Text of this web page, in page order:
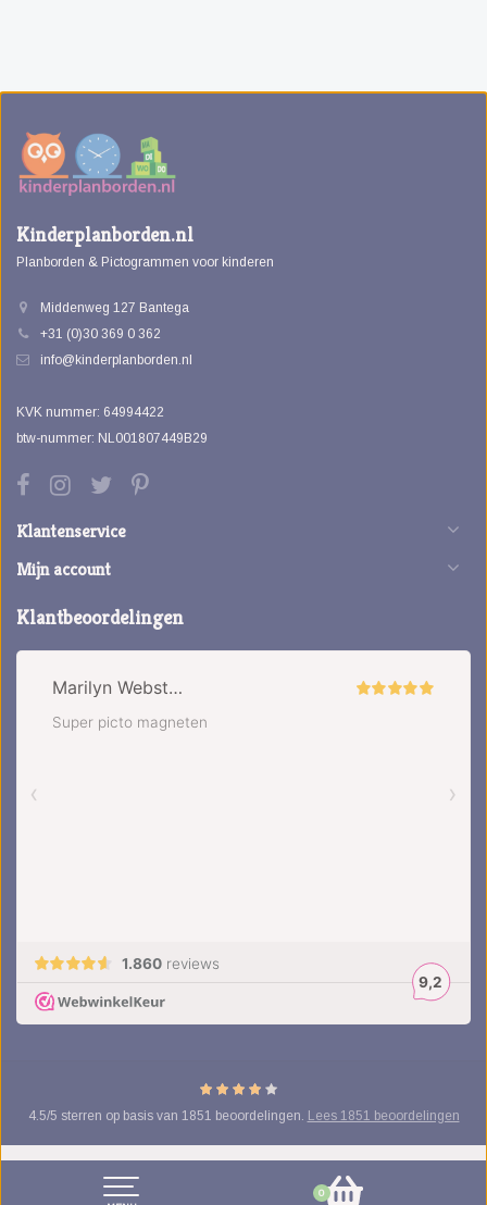
0
Kinderplanborden.nl
Planborden & Pictogrammen voor kinderen
Middenweg 127 Bantega
+31 (0)30 369 0 362
info@kinderplanborden.nl
KVK nummer: 64994422
btw-nummer: NL001807449B29
Klantenservice
Mijn account
Klantbeoordelingen
4.5/5 sterren op basis van 1851 beoordelingen. Lees 1851 beoordelingen
© Copyright 2026 kinderplanborden.nl Frontlabel